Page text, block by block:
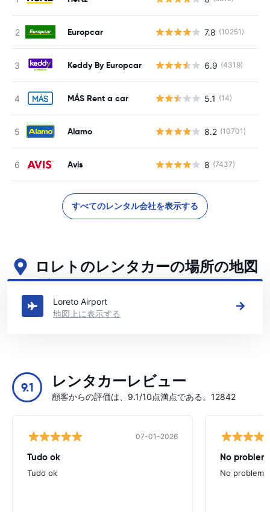
Europcar 7.8 (10251)
Keddy By Europcar 6.9 (4319)
MÁS Rent a car 5.1 (14)
Alamo 8.2 (10701)
Avis 8 (7437)
すべてのレンタル会社を表示する
ロレトのレンタカーの場所の地図
ロレトの主要なレンタカーの場所をご覧ください
Loreto Airport
地図上に表示する
9.1 レンタカーレビュー
顧客からの評価は、9.1/10点満点である。12842
07-01-2026
Tudo ok
Tudo ok
No
No